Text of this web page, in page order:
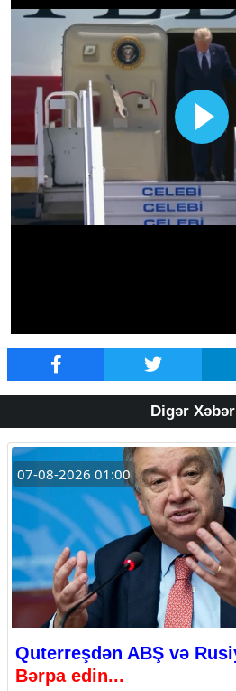
Digər
07-08-2026 01:00
Quterreşdən ABŞ və
Bərpa edin...